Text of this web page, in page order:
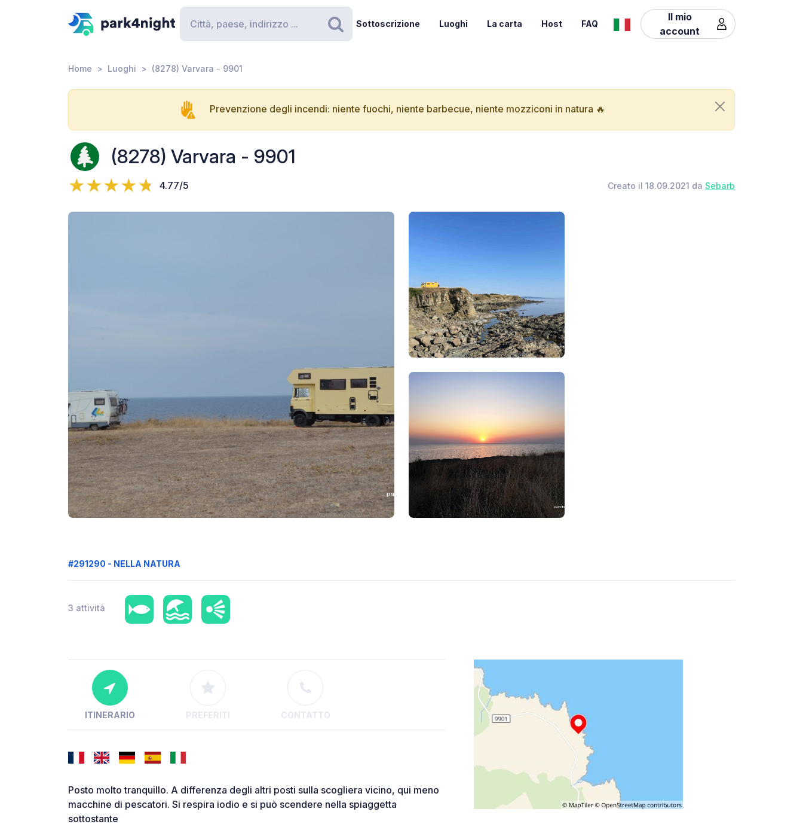
Ricerca
Sottoscrizione Luoghi La carta Host FAQ
Il mio
account
Home Luoghi (8278) Varvara - 9901
Prevenzione degli incendi: niente fuochi, niente barbecue, niente mozziconi in natura 🔥
(8278) Varvara - 9901
4.77/5 Creato il 18.09.2021 da Sebarb
#291290 - NELLA NATURA
3 attività
ITINERARIO PREFERITI CONTATTO
Posto molto tranquillo. A differenza degli altri posti sulla scogliera vicino, qui meno
macchine di pescatori. Si respira iodio e si può scendere nella spiaggetta
sottostante